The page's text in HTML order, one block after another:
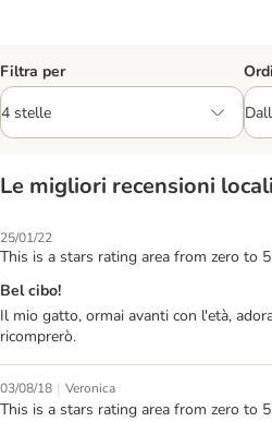
Filtra per
Le migliori recensioni locali
25/01/22
This is a stars rating area from zero to
Bel cibo!
Il mio gatto, ormai avanti con l'età,
ricomprerò.
03/08/18 | Veronica
This is a stars rating area from zero to